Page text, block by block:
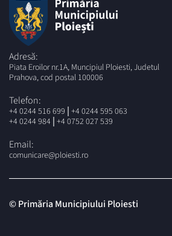
Adresă:
Piata Eroilor nr.1A, Muncipiul Ploiesti, Judetul
Prahova, cod postal 100006
Telefon:
+4 0244 516 699 | +4 0244 595 063
+4 0244 984 | +4 0752 027 539
Email:
comunicare@ploiesti.ro
© Primăria Municipiului Ploiesti